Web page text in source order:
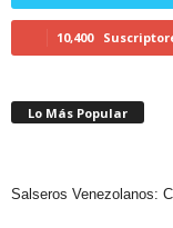
10,400
Lo Más Popular
Salseros Venezolanos: